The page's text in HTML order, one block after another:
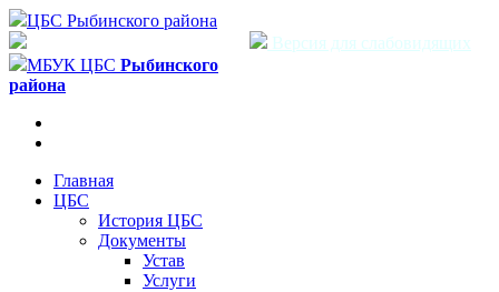
ЦБС Рыбинского района
Версия для слабовидящих
МБУК ЦБС Рыбинского
района
Главная
ЦБС
История ЦБС
Документы
Устав
Услуги